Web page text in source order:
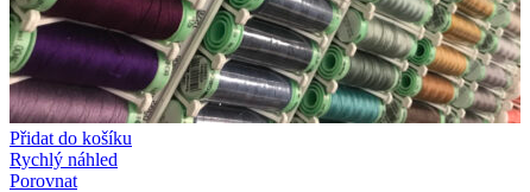
Přidat do košíku
Rychlý náhled
Porovnat